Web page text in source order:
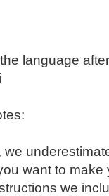
language
we
want to
we